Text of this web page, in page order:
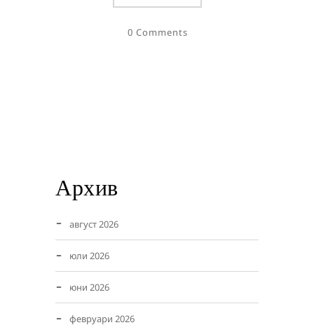
0 Comments
Архив
август 2026
юли 2026
юни 2026
февруари 2026